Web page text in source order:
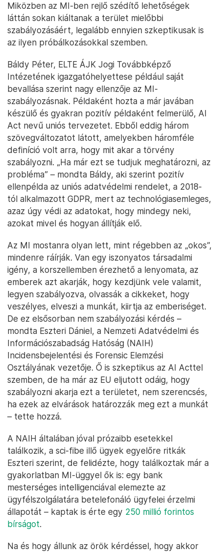
Miközben az MI-ben rejlő szédítő lehetőségek
láttán sokan kiáltanak a terület mielőbbi
szabályozásáért, legalább ennyien szkeptikusak is
az ilyen próbálkozásokkal szemben.
Báldy Péter, ELTE ÁJK Jogi Továbbképző
Intézetének igazgatóhelyettese például saját
bevallása szerint nagy ellenzője az MI-
szabályozásnak. Példaként hozta a már javában
készülő és gyakran pozitív példaként felmerülő, AI
Act nevű uniós tervezetet. Ebből eddig három
szövegváltozatot látott, amelyekben háromféle
definíció volt arra, hogy mit akar a törvény
szabályozni. „Ha már ezt se tudjuk meghatározni, az
probléma” – mondta Báldy, aki szerint pozitív
ellenpélda az uniós adatvédelmi rendelet, a 2018-
tól alkalmazott GDPR, mert az technológiasemleges,
azaz úgy védi az adatokat, hogy mindegy neki,
azokat mivel és hogyan állítják elő.
Az MI mostanra olyan lett, mint régebben az „okos”,
mindenre ráírják. Van egy iszonyatos társadalmi
igény, a korszellemben érezhető a lenyomata, az
emberek azt akarják, hogy kezdjünk vele valamit,
legyen szabályozva, olvassák a cikkeket, hogy
veszélyes, elveszi a munkát, kiirtja az emberiséget.
De ez elsősorban nem szabályozási kérdés –
mondta Eszteri Dániel, a Nemzeti Adatvédelmi és
Információszabadság Hatóság (NAIH)
Incidensbejelentési és Forensic Elemzési
Osztályának vezetője. Ő is szkeptikus az AI Acttel
szemben, de ha már az EU eljutott odáig, hogy
szabályozni akarja ezt a területet, nem szerencsés,
ha ezek az elvárások határozzák meg ezt a munkát
– tette hozzá.
A NAIH általában jóval prózaibb esetekkel
találkozik, a sci-fibe illő ügyek egyelőre ritkák
Eszteri szerint, de felidézte, hogy találkoztak már a
gyakorlatban MI-üggyel ők is: egy bank
mesterséges intelligenciával elemezte az
ügyfélszolgálatára betelefonáló ügyfelei érzelmi
állapotát – kaptak is érte egy 250 millió forintos
bírságot.
Na és hogy állunk az örök kérdéssel, hogy akkor